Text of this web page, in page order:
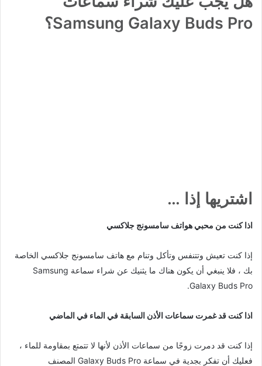
Samsung Galaxy Buds Pro؟
اشتريها إذا …
اذا كنت من محبي هواتف سامسونج جلاكسي
إذا كنت تعيش وتتنفس وتأكل وتنام مع هاتف سامسونج جلاكسي الخاصة
بك ، فلا ينبغي أن يكون هناك ما يثنيك عن شراء سماعة Samsung
Galaxy Buds Pro.
اذا كنت قد غمرت سماعات الأذن السابقة في الماء في الماضي
إذا كنت قد دمرت زوجًا من سماعات الأذن لأنها لا تتمتع بمقاومة للماء ،
فعليك أن تفكر بجدية في سماعة Galaxy Buds Pro المصنف